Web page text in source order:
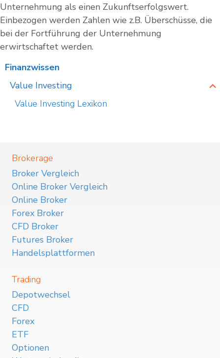
Unternehmung als einen Zukunftserfolgswert.
Einbezogen werden Zahlen wie z.B. Überschüsse, die
bei der Fortführung der Unternehmung
erwirtschaftet werden.
Finanzwissen
Value Investing
Value Investing Lexikon
Brokerage
Broker Vergleich
Online Broker Vergleich
Online Broker
Forex Broker
CFD Broker
Futures Broker
Handelsplattformen
Trading
Depotwechsel
CFD
Forex
ETF
Optionen